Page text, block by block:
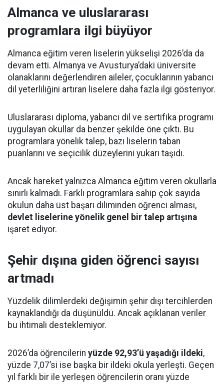
Almanca ve uluslararası
programlara ilgi büyüyor
Almanca eğitim veren liselerin yükselişi 2026’da da
devam etti. Almanya ve Avusturya’daki üniversite
olanaklarını değerlendiren aileler, çocuklarının yabancı
dil yeterliliğini artıran liselere daha fazla ilgi gösteriyor.
Uluslararası diploma, yabancı dil ve sertifika programı
uygulayan okullar da benzer şekilde öne çıktı. Bu
programlara yönelik talep, bazı liselerin taban
puanlarını ve seçicilik düzeylerini yukarı taşıdı.
Ancak hareket yalnızca Almanca eğitim veren okullarla
sınırlı kalmadı. Farklı programlara sahip çok sayıda
okulun daha üst başarı diliminden öğrenci alması,
devlet liselerine yönelik genel bir talep artışına
işaret ediyor.
Şehir dışına giden öğrenci sayısı
artmadı
Yüzdelik dilimlerdeki değişimin şehir dışı tercihlerden
kaynaklandığı da düşünüldü. Ancak açıklanan veriler
bu ihtimali desteklemiyor.
2026’da öğrencilerin yüzde 92,93’ü yaşadığı ildeki,
yüzde 7,07’si ise başka bir ildeki okula yerleşti. Geçen
yıl farklı bir ile yerleşen öğrencilerin oranı yüzde